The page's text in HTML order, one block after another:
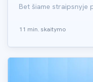
Bet šiame straipsnyje
11 min. skaitymo